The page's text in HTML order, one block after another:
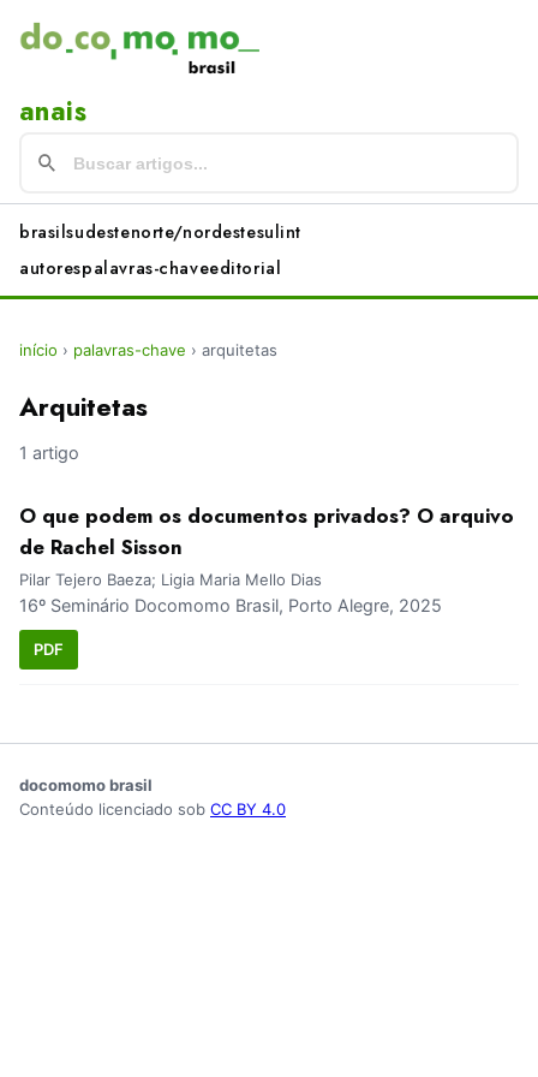
anais
brasilsudestenorte/nordestesulint
autorespalavras-chaveeditorial
início › palavras-chave › arquitetas
Arquitetas
1 artigo
O que podem os documentos privados? O arquivo
de Rachel Sisson
Pilar Tejero Baeza; Ligia Maria Mello Dias
16º Seminário Docomomo Brasil, Porto Alegre, 2025
PDF
docomomo brasil
Conteúdo licenciado sob CC BY 4.0